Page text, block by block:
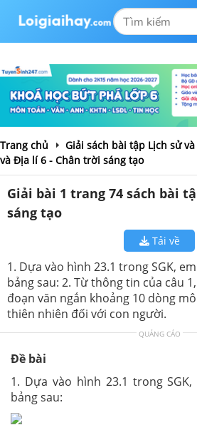
Trang chủ
Giải sách bài tập Lịch sử
và Địa lí 6 - Chân trời sáng tạo
Giải bài 1 trang 74 sách bài
sáng tạo
Tải về
1. Dựa vào hình 23.1 trong SGK,
bảng sau: 2. Từ thông tin của câu
đoạn văn ngắn khoảng 10 dòng
thiên nhiên đối với con người.
QUẢNG CÁO
Đề bài
1. Dựa vào hình 23.1 trong
bảng sau: